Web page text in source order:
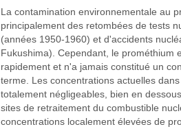
La contamination environnementale au
principalement des retombées de tests
(années 1950-1960) et d'accidents
Fukushima). Cependant, le prométhium
rapidement et n'a jamais constitué un
terme. Les concentrations actuelles
totalement négligeables, bien en
sites de retraitement du combustible
concentrations localement élevées de